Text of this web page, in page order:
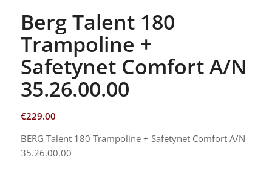
Berg Talent 180
Trampoline +
Safetynet Comfort A/N
35.26.00.00
€229.00
BERG Talent 180 Trampoline + Safetynet Comfort A/N
35.26.00.00